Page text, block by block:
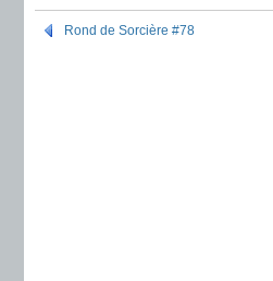
Rond de Sorcière #78